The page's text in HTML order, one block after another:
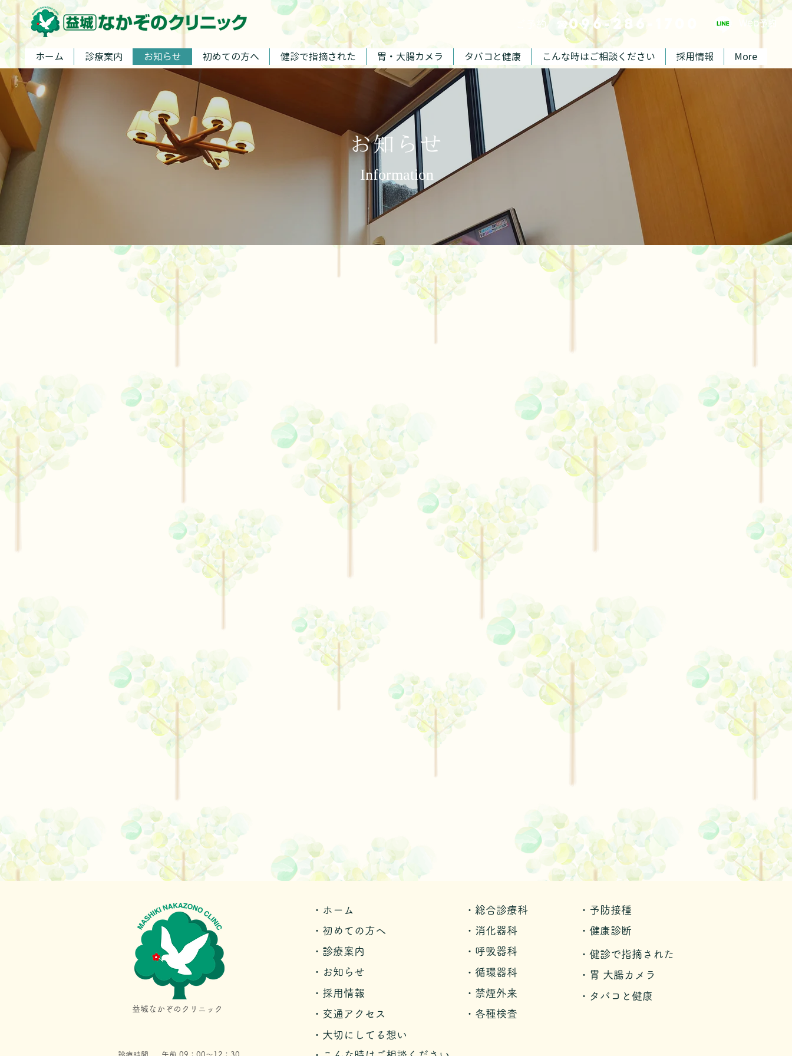
​ご予約 ☎096-286-1700 Web予約
ホーム 診療案内 お知らせ 初めての方へ 健診で指摘された 胃・大腸カメラ タバコと健康 こんな時はご相談ください 採用情報 More
お知らせ
Information
益城なかぞのクリニック
午前 09：00～12：30
診療時間
・ホーム
・初めての方へ
・診療案内
・お知らせ
・採用情報
・交通アクセス
・大切にしてる想い
・総合診療科
・消化器科
・呼吸器科
・循環器科
・禁煙外来
・各種検査
・予防接種
・健康診断
・健診で指摘された
・胃 大腸カメラ
・タバコと健康